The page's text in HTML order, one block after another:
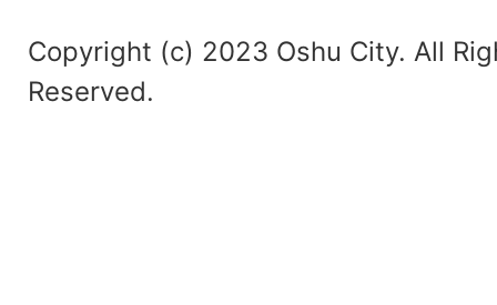
Copyright (c) 2023 Oshu City. All
Reserved.